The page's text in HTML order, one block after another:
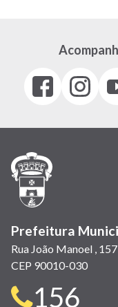
Facebook
(link
em
janela)
Instagram
(link
em
em
Prefeitura
Rua João Manoel ,
CEP 90010-030
Telefone
156